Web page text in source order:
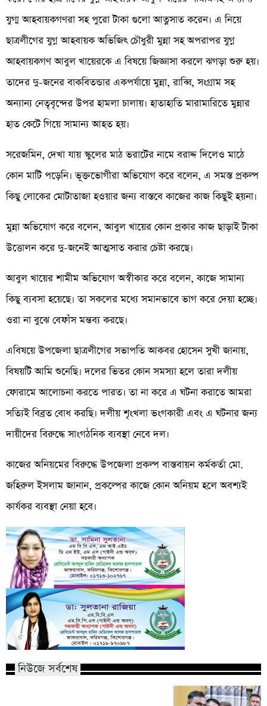
যুগ্ম আহবায়কগণরা সহ পুরো টাকা গুলো আত্নসাত করেন। এ নিয়ে
ছাত্রলীগের যুগ্ন আহবায়ক অভিজিৎ চৌধুরী মুন্না সহ অপরাপর যুগ্ন
আহবায়কগণ আবুল খায়েরকে এ বিষয়ে জিজ্ঞাসা করলে ঝগড়া শুরু হয়।
তাদের দু-জনের বাকবিতন্ডার একপর্যায়ে মুন্না, রাব্বি, সংগ্রাম সহ
অন্যান্য নেতৃবৃন্দের উপর হামলা চালায়। হাতাহাতি মারামারিতে মুন্নার
হাত কেটে গিয়ে সামান্য আহত হয়।
সরেজমিন, দেখা যায় স্কুলের মাঠ ভরাটের নামে বরাদ্দ দিলেও মাঠে
কোন মাটি পড়েনি। ভূক্তভোগীরা অভিযোগ করে বলেন, এ সমস্ত প্রকল্প
কিছু লোকের মোটাতাজা হওয়ার জন্য বাস্তবে কাজের কাজ কিছুই হয়না।
মুন্না অভিযোগ করে বলেন, আবুল খায়ের কোন প্রকার কাজ ছাড়াই টাকা
উত্তোলন করে দু-জনেই আত্মসাত করার চেষ্টা করছে।
আবুল খায়ের শামীম অভিযোগ অস্বীকার করে বলেন, কাজে সামান্য
কিছু ব্যবসা হয়েছে। তা সকলের মধ্যে সমানভাবে ভাগ করে দেয়া হচ্ছে।
ওরা না বুঝে বেফাঁস মন্তব্য করছে।
এবিষয়ে উপজেলা ছাত্রলীগের সভাপতি আকবর হোসেন সুখী জানায়,
বিষয়টি আমি শুনেছি। দলের ভিতর কোন সমস্যা হলে তারা দলীয়
ফোরামে আলোচনা করতে পারত। তা না করে এ ঘটনা করাতে আমরা
সত্যিই বিব্রত বোধ করছি। দলীয় শৃংখলা ভংগকারী এবং এ ঘটনার জন্য
দায়ীদের বিরুদ্ধে সাংগঠনিক ব্যবস্থা নেবে দল।
কাজের অনিয়মের বিরুদ্ধে উপজেলা প্রকল্প বাস্তবায়ন কর্মকর্তা মো.
জহিরুল ইসলাম জানান, প্রকল্পের কাজে কোন অনিয়ম হলে অবশ্যই
কার্যকর ব্যবস্থা নেয়া হবে।
নিউজে সর্বশেষ